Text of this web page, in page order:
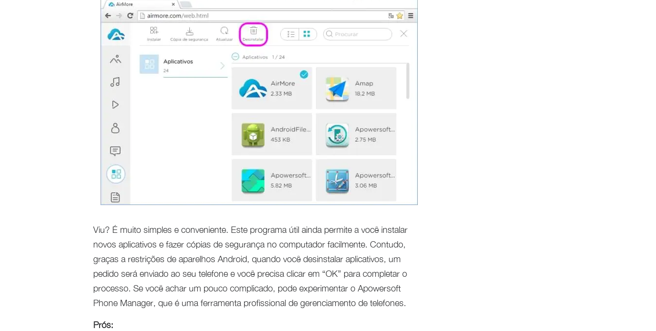
Viu? É muito simples e conveniente. Este programa útil ainda permite a você instalar
novos aplicativos e fazer cópias de segurança no computador facilmente. Contudo,
graças a restrições de aparelhos Android, quando você desinstalar aplicativos, um
pedido será enviado ao seu telefone e você precisa clicar em “OK” para completar o
processo. Se você achar um pouco complicado, pode experimentar o Apowersoft
Phone Manager, que é uma ferramenta profissional de gerenciamento de telefones.
Prós: